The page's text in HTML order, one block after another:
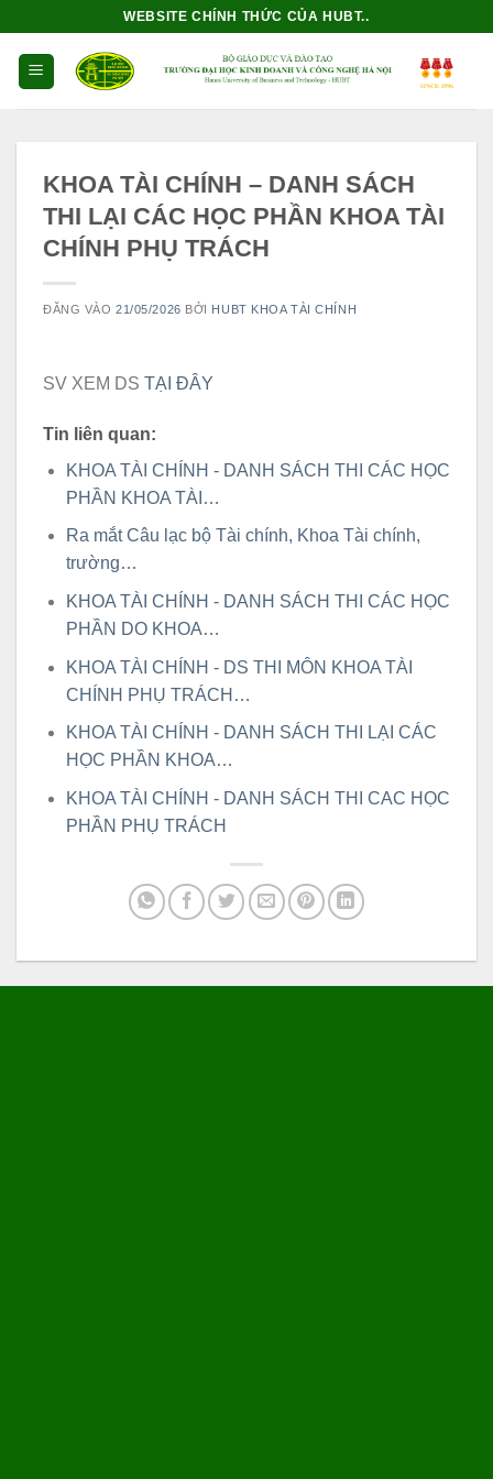
dung
WEBSITE CHÍNH THỨC CỦA HUBT..
KHOA TÀI CHÍNH – DANH SÁCH
THI LẠI CÁC HỌC PHẦN KHOA TÀI
CHÍNH PHỤ TRÁCH
ĐĂNG VÀO21/05/2026 BỞI HUBT KHOA TÀI CHÍNH
SV XEM DS TẠI ĐÂY
Tin liên quan:
KHOA TÀI CHÍNH - DANH SÁCH THI CÁC HỌC
PHẦN KHOA TÀI…
Ra mắt Câu lạc bộ Tài chính, Khoa Tài chính,
trường…
KHOA TÀI CHÍNH - DANH SÁCH THI CÁC HỌC
PHẦN DO KHOA…
KHOA TÀI CHÍNH - DS THI MÔN KHOA TÀI
CHÍNH PHỤ TRÁCH…
KHOA TÀI CHÍNH - DANH SÁCH THI LẠI CÁC
HỌC PHẦN KHOA…
KHOA TÀI CHÍNH - DANH SÁCH THI CAC HỌC
PHẦN PHỤ TRÁCH